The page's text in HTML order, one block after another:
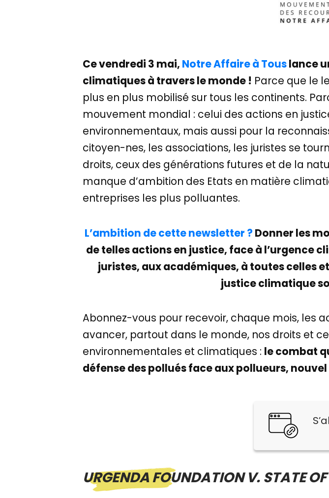
Ce vendredi 3 mai, Notre Affaire à Touslance
climatiques à travers le monde ! Parce que le
plus en plus mobilisé sur tous les continents.
mouvement mondial : celui des actions en
environnementaux, mais aussi pour la
citoyen-nes, les associations, les juristes se
droits, ceux des générations futures et de la
manque d’ambition des Etats en matière
entreprises les plus polluantes.
L’ambition de cette newsletter ? Donner les
de telles actions en justice, face à l’urgence
juristes, aux académiques, à toutes celles
justice climatique
Abonnez-vous pour recevoir, chaque mois, les
avancer, partout dans le monde, nos droits et
environnementales et climatiques : le combat
défense des pollués face aux pollueurs, nouvel
URGENDA FOUNDATION V. STATE